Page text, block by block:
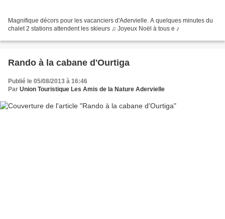
Magnifique décors pour les vacanciers d'Adervielle. A quelques minutes du
chalet 2 stations attendent les skieurs ♫ Joyeux Noël à tous e ♪
Rando à la cabane d'Ourtiga
Publié le 05/08/2013 à 16:46
Par Union Touristique Les Amis de la Nature Adervielle